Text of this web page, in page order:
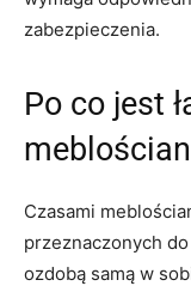
zabezpieczenia.
Po co jest
Czasami
przeznaczonych
ozdobą samą w